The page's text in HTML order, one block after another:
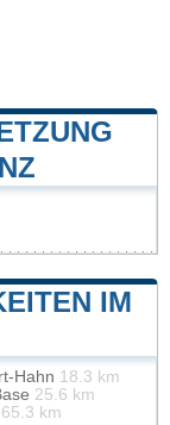
IM
Hahn 18.3 km
25.6 km
65.3 km